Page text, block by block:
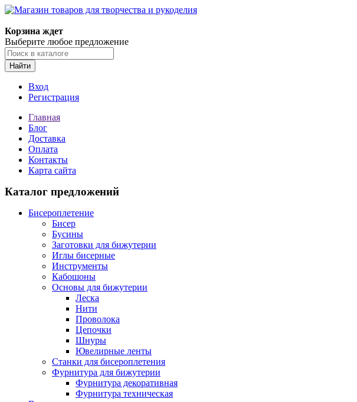
Корзина ждет
Выберите любое предложение
Найти
Вход
Регистрация
Главная
Блог
Доставка
Оплата
Контакты
Карта сайта
Каталог предложений
Бисероплетение
Бисер
Бусины
Заготовки для бижутерии
Иглы бисерные
Инструменты
Кабошоны
Основы для бижутерии
Леска
Нити
Проволока
Цепочки
Шнуры
Ювелирные ленты
Станки для бисероплетения
Фурнитура для бижутерии
Фурнитура декоративная
Фурнитура техническая